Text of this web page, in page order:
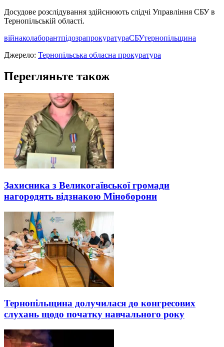
Досудове розслідування здійснюють слідчі Управління СБУ в
Тернопільській області.
війнаколаборантпідозрапрокуратураСБУтернопільщина
Джерело: Тернопільська обласна прокуратура
Перегляньте також
Захисника з Великогаївської громади
нагородять відзнакою Міноборони
Тернопільщина долучилася до конгресових
слухань щодо початку навчального року